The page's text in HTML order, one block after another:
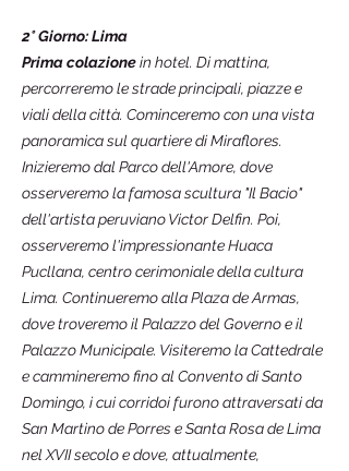
2° Giorno: Lima
Prima colazionein hotel. Di mattina,
percorreremo le strade principali, piazze e
viali della città. Cominceremo con una vista
panoramica sul quartiere di Miraflores.
Inizieremo dal Parco dell'Amore, dove
osserveremo la famosa scultura "Il Bacio"
dell'artista peruviano Victor Delfin. Poi,
osserveremo l'impressionante Huaca
Pucllana, centro cerimoniale della cultura
Lima. Continueremo alla Plaza de Armas,
dove troveremo il Palazzo del Governo e il
Palazzo Municipale. Visiteremo la Cattedrale
e cammineremo fino al Convento di Santo
Domingo, i cui corridoi furono attraversati da
San Martino de Porres e Santa Rosa de Lima
nel XVII secolo e dove, attualmente,